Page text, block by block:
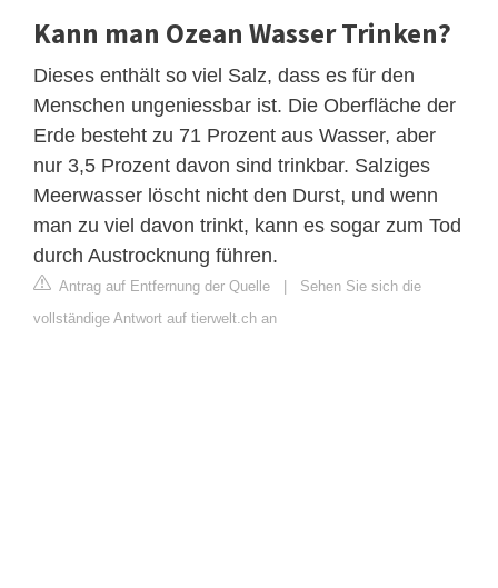
Kann man Ozean Wasser Trinken?
Dieses enthält so viel Salz, dass es für den
Menschen ungeniessbar ist. Die Oberfläche der
Erde besteht zu 71 Prozent aus Wasser, aber
nur 3,5 Prozent davon sind trinkbar. Salziges
Meerwasser löscht nicht den Durst, und wenn
man zu viel davon trinkt, kann es sogar zum Tod
durch Austrocknung führen.
Antrag auf Entfernung der Quelle | Sehen Sie sich die
vollständige Antwort auf tierwelt.ch an